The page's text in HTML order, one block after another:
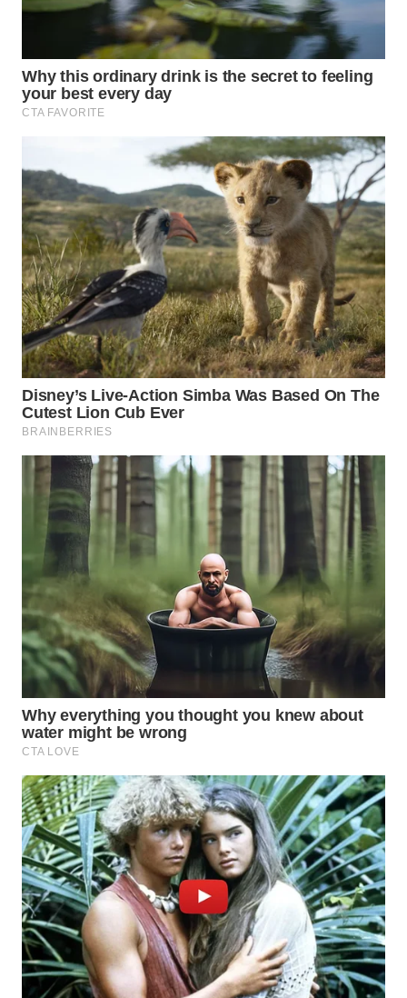
WN
KARAWANG
WN
BEKASI
WN
DEPOK
WN
TAPANULI
UTARA
WN
SAMOSIR
WN
LAWAS
WN
SUMEDANG
WN
CIANJUR
WN
KEPULAUAN
SERIBU
WN
TANGERANG
WN
BINJAI
WN
CIREBON
WN
INDRAMAYU